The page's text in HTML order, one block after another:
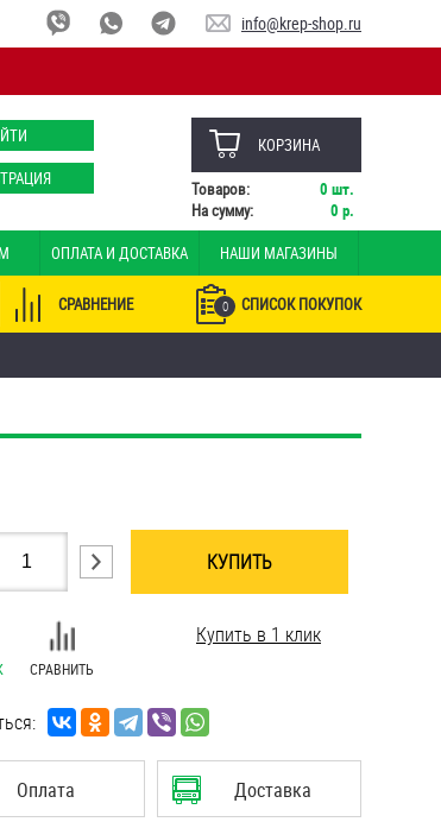
info@krep-shop.ru
КОРЗИНА
Товаров: 0 шт.
На сумму:
0 р.
ОПЛАТА И ДОСТАВКА НАШИ МАГАЗИНЫ
0 СПИСОК ПОКУПОК
СРАВНЕНИЕ
КУПИТЬ
СРАВНИТЬ
Купить в 1 клик
Оплата Доставка